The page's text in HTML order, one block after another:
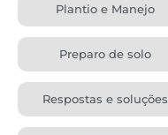
Plantio e Manejo
Preparo de solo
Respostas e soluções